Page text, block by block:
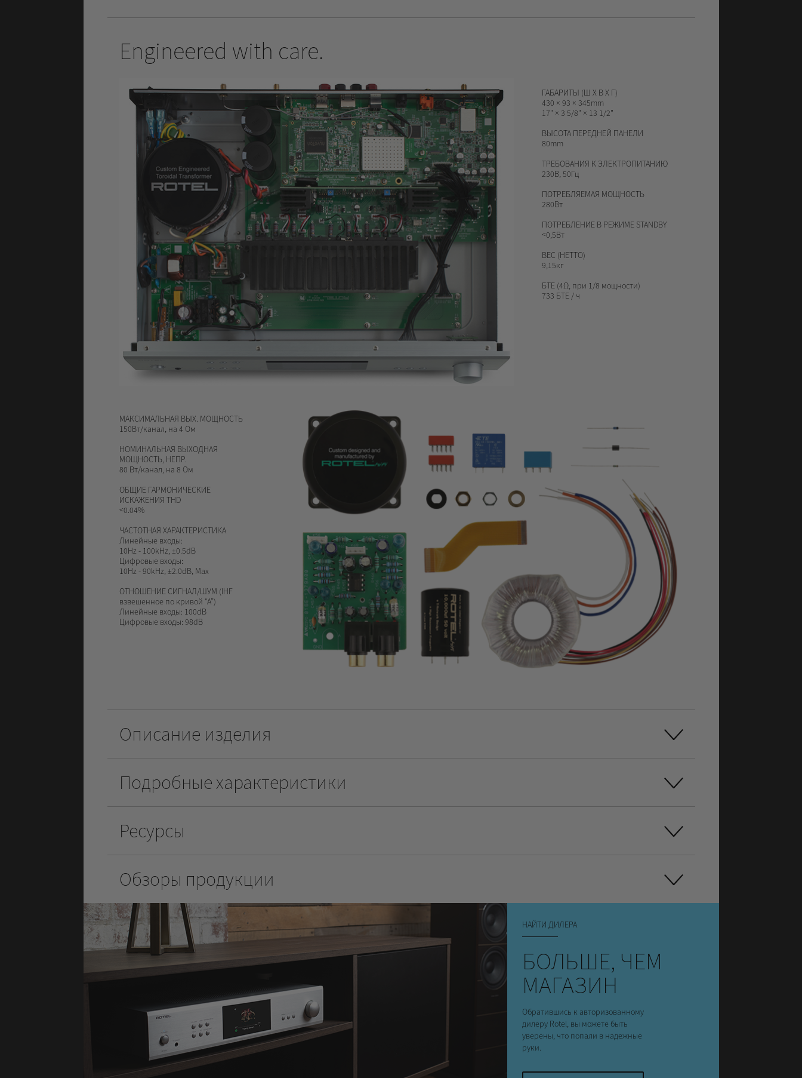
Engineered with care.
ГАБАРИТЫ (Ш Х В Х Г)
430 × 93 × 345mm
17" × 3 5/8" × 13 1/2"
ВЫСОТА ПЕРЕДНЕЙ ПАНЕЛИ
80mm
ТРЕБОВАНИЯ К ЭЛЕКТРОПИТАНИЮ
230В, 50Гц
ПОТРЕБЛЯЕМАЯ МОЩНОСТЬ
280Вт
ПОТРЕБЛЕНИЕ В РЕЖИМЕ STANDBY
<0,5Вт
ВЕС (НЕТТО)
9,15кг
БТЕ (4Ω, при 1/8 мощности)
733 БТЕ / ч
МАКСИМАЛЬНАЯ ВЫХ. МОЩНОСТЬ
150Вт/канал, на 4 Ом
НОМИНАЛЬНАЯ ВЫХОДНАЯ
МОЩНОСТЬ, НЕПР.
80 Вт/канал, на 8 Ом
ОБЩИЕ ГАРМОНИЧЕСКИЕ
ИСКАЖЕНИЯ THD
<0.04%
ЧАСТОТНАЯ ХАРАКТЕРИСТИКА
Линейные входы:
10Hz - 100kHz, ±0.5dB
Цифровые входы:
10Hz - 90kHz, ±2.0dB, Max
ОТНОШЕНИЕ СИГНАЛ/ШУМ (IHF
взвешенное по кривой “А”)
Линейные входы: 100dB
Цифровые входы: 98dB
Описание изделия
Подробные характеристики
Ресурсы
Обзоры продукции
НАЙТИ ДИЛЕРА
БОЛЬШЕ, ЧЕМ
МАГАЗИН
Обратившись к авторизованному
дилеру Rotel, вы можете быть
уверены, что попали в надежные
руки.